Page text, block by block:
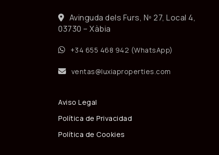
Avinguda dels Furs, Nº 27, Local 4,
03730 – Xàbia
+34 655 468 942 (WhatsApp)
ventas@luxiaproperties.com
Aviso Legal
Política de Privacidad
Política de Cookies